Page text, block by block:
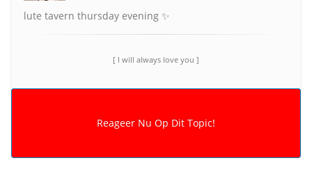
lute tavern thursday evening ✨️
[ I will always love you ]